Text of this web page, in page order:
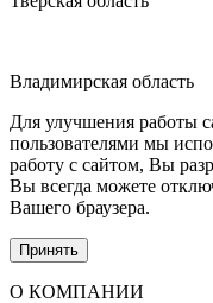
Владимирская область
Для улучшения работы
пользователями мы
работу с сайтом, Вы
Вы всегда можете
Вашего браузера.
Принять
О КОМПАНИИ